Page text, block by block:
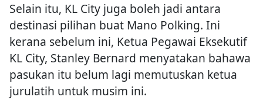
Selain itu, KL City juga boleh jadi antara
destinasi pilihan buat Mano Polking. Ini
kerana sebelum ini, Ketua Pegawai Eksekutif
KL City, Stanley Bernard menyatakan bahawa
pasukan itu belum lagi memutuskan ketua
jurulatih untuk musim ini.